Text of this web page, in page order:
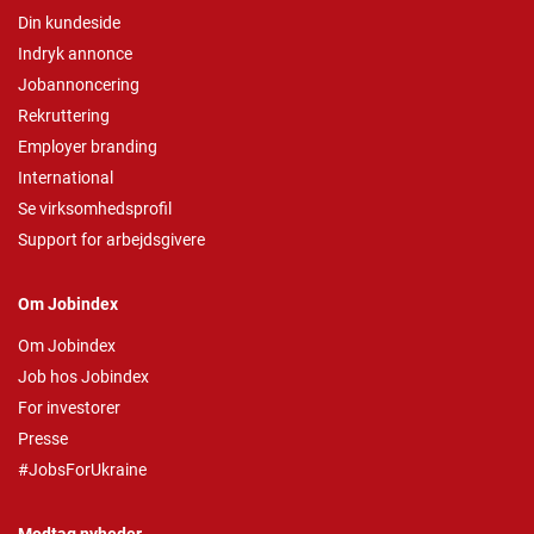
Din kundeside
Indryk annonce
Jobannoncering
Rekruttering
Employer branding
International
Se virksomhedsprofil
Support for arbejdsgivere
Om Jobindex
Om Jobindex
Job hos Jobindex
For investorer
Presse
#JobsForUkraine